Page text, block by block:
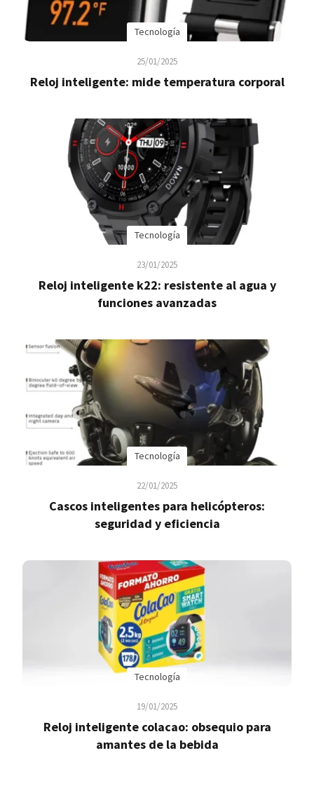
Tecnología
25/01/2025
Reloj inteligente: mide temperatura corporal
Tecnología
23/01/2025
Reloj inteligente k22: resistente al agua y
funciones avanzadas
Tecnología
22/01/2025
Cascos inteligentes para helicópteros:
seguridad y eficiencia
Tecnología
19/01/2025
Reloj inteligente colacao: obsequio para
amantes de la bebida